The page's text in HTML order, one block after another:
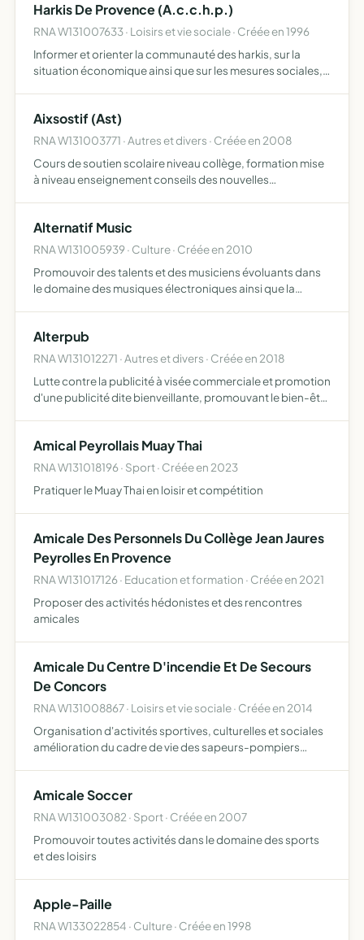
Harkis De Provence (A.c.c.h.p.)
RNA W131007633 · Loisirs et vie sociale · Créée en 1996
Informer et orienter la communauté des harkis, sur la
situation économique ainsi que sur les mesures sociales,
Aixsostif (Ast)
RNA W131003771 · Autres et divers · Créée en 2008
Cours de soutien scolaire niveau collège, formation mise
à niveau enseignement conseils des nouvelles
et l'utilisatio…
Alternatif Music
RNA W131005939 · Culture · Créée en 2010
Promouvoir des talents et des musiciens évoluants dans
le domaine des musiques électroniques ainsi que la
offre …
Alterpub
RNA W131012271 · Autres et divers · Créée en 2018
Lutte contre la publicité à visée commerciale et promotion
d'une publicité dite bienveillante, promouvant le bien-être
Amical Peyrollais Muay Thai
RNA W131018196 · Sport · Créée en 2023
Pratiquer le Muay Thai en loisir et compétition
Amicale Des Personnels Du Collège Jean Jaures
Peyrolles En Provence
RNA W131017126 · Education et formation · Créée en 2021
Proposer des activités hédonistes et des rencontres
amicales
Amicale Du Centre D'incendie Et De Secours
De Concors
RNA W131008867 · Loisirs et vie sociale · Créée en 2014
Organisation d'activités sportives, culturelles et sociales
amélioration du cadre de vie des sapeurs-pompiers
Amicale Soccer
RNA W131003082 · Sport · Créée en 2007
Promouvoir toutes activités dans le domaine des sports
et des loisirs
Apple-Paille
RNA W133022854 · Culture · Créée en 1998